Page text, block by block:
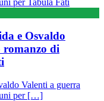
e Osvaldo
romanzo di
Valenti a guerra
per […]